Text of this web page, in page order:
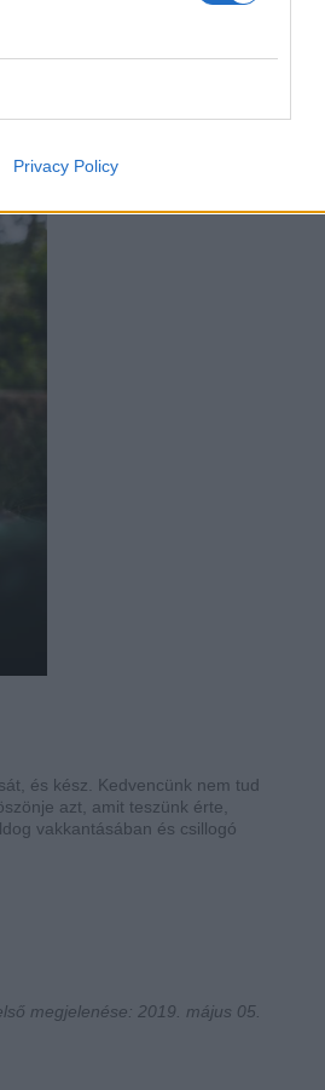
Privacy Policy
és kész. Kedvencünk nem tud
azt, amit teszünk érte,
vakkantásában és csillogó
megjelenése: 2019. május 05.